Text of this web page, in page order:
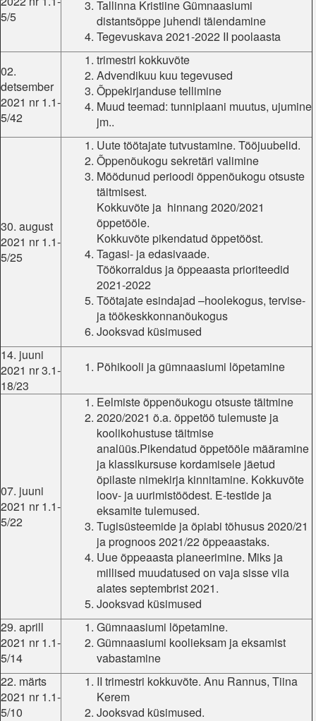
5/5
Tallinna Kristiine Gümnaasiumi
distantsõppe juhendi täiendamine
Tegevuskava 2021-2022 II poolaasta
02.
detsember
2021 nr 1.1-
5/42
trimestri kokkuvõte
Advendikuu kuu tegevused
Õppekirjanduse tellimine
Muud teemad: tunniplaani muutus, ujumine
jm..
30. august
2021 nr 1.1-
5/25
Uute töötajate tutvustamine. Tööjuubelid.
Õppenõukogu sekretäri valimine
Möödunud perioodi õppenõukogu otsuste
täitmisest.
Kokkuvõte ja hinnang 2020/2021
õppetööle.
Kokkuvõte pikendatud õppetööst.
Tagasi- ja edasivaade.
Töökorraldus ja õppeaasta prioriteedid
2021-2022
Töötajate esindajad –hoolekogus, tervise-
ja töökeskkonnanõukogus
Jooksvad küsimused
14. juuni
2021 nr 3.1-
18/23
Põhikooli ja gümnaasiumi lõpetamine
07. juuni
2021 nr 1.1-
5/22
Eelmiste õppenõukogu otsuste täitmine
2020/2021 õ.a. õppetöö tulemuste ja
koolikohustuse täitmise
analüüs.Pikendatud õppetööle määramine
ja klassikursuse kordamisele jäetud
õpilaste nimekirja kinnitamine. Kokkuvõte
loov- ja uurimistöödest. E-testide ja
eksamite tulemused.
Tugisüsteemide ja õpiabi tõhusus 2020/21
ja prognoos 2021/22 õppeaastaks.
Uue õppeaasta planeerimine. Miks ja
millised muudatused on vaja sisse viia
alates septembrist 2021.
Jooksvad küsimused
29. aprill
2021 nr 1.1-
5/14
Gümnaasiumi lõpetamine.
Gümnaasiumi koolieksam ja eksamist
vabastamine
22. märts
2021 nr 1.1-
5/10
II trimestri kokkuvõte. Anu Rannus, Tiina
Kerem
Jooksvad küsimused.